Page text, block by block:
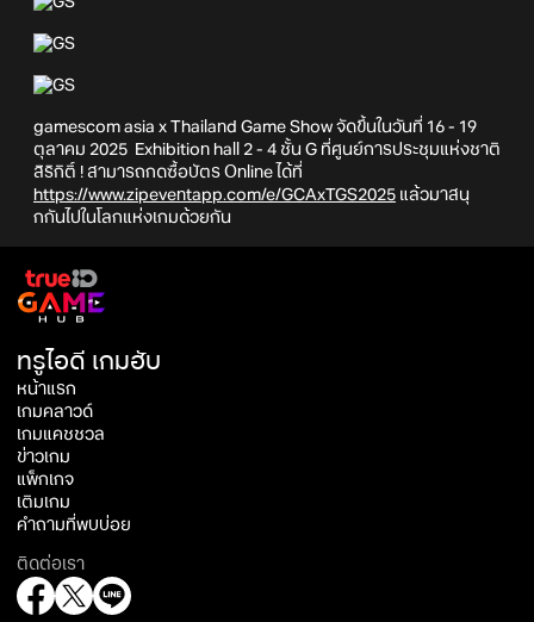
gamescom asia x Thailand Game Show จัดขึ้นในวันที่ 16 - 19
ตุลาคม 2025 Exhibition hall 2 - 4 ชั้น G ที่ศูนย์การประชุมแห่งชาติ
สิริกิติ์ ! สามารถกดซื้อบัตร Online ได้ที่
https://www.zipeventapp.com/e/GCAxTGS2025 แล้วมาสนุ
กกันไปในโลกแห่งเกมด้วยกัน
ทรูไอดี เกมฮับ
หน้าแรก
เกมคลาวด์
เกมแคชชวล
ข่าวเกม
แพ็กเกจ
เติมเกม
คำถามที่พบบ่อย
ติดต่อเรา